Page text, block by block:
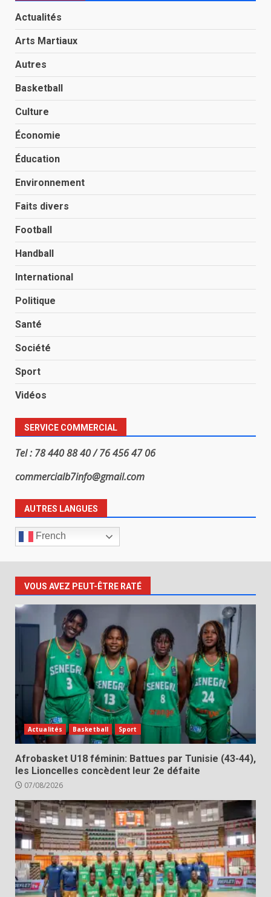
Actualités
Arts Martiaux
Autres
Basketball
Culture
Économie
Éducation
Environnement
Faits divers
Football
Handball
International
Politique
Santé
Société
Sport
Vidéos
SERVICE COMMERCIAL
Tel : 78 440 88 40 / 76 456 47 06
commercialb7info@gmail.com
AUTRES LANGUES
French
VOUS AVEZ PEUT-ÊTRE RATÉ
Actualités Basketball Sport
Afrobasket U18 féminin: Battues par Tunisie (43-44),
les Lioncelles concèdent leur 2e défaite
07/08/2026